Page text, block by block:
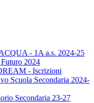
- 1A a.s. 2024-25
2024
- Iscrizioni
Scuola Secondaria 2024-
Secondaria 23-27